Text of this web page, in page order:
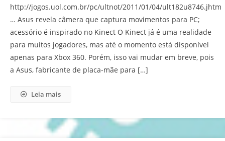
http://jogos.uol.com.br/pc/ultnot/2011/01/04/ult182u8746.jhtm
… Asus revela câmera que captura movimentos para PC;
acessório é inspirado no Kinect O Kinect já é uma realidade
para muitos jogadores, mas até o momento está disponível
apenas para Xbox 360. Porém, isso vai mudar em breve, pois
a Asus, fabricante de placa-mãe para […]
Leia mais